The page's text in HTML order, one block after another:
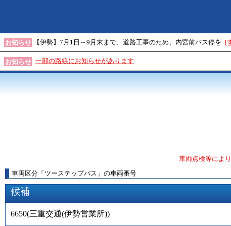
お知らせ 【伊勢】7月1日～9月末まで、道路工事のため、内宮前バス停を [
お知らせ 一部の路線にお知らせがあります
車両点検等によ
車両区分 「 ツーステップバス 」 の車両番号
候補
6650(三重交通(伊勢営業所))